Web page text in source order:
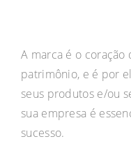
A marca é o coração
patrimônio, e é por
seus produtos e/ou
sua empresa é
sucesso.